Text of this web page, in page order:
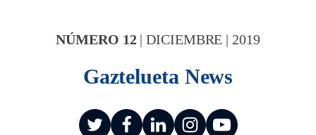
NÚMERO 12|DICIEMBRE | 2019
Gaztelueta News